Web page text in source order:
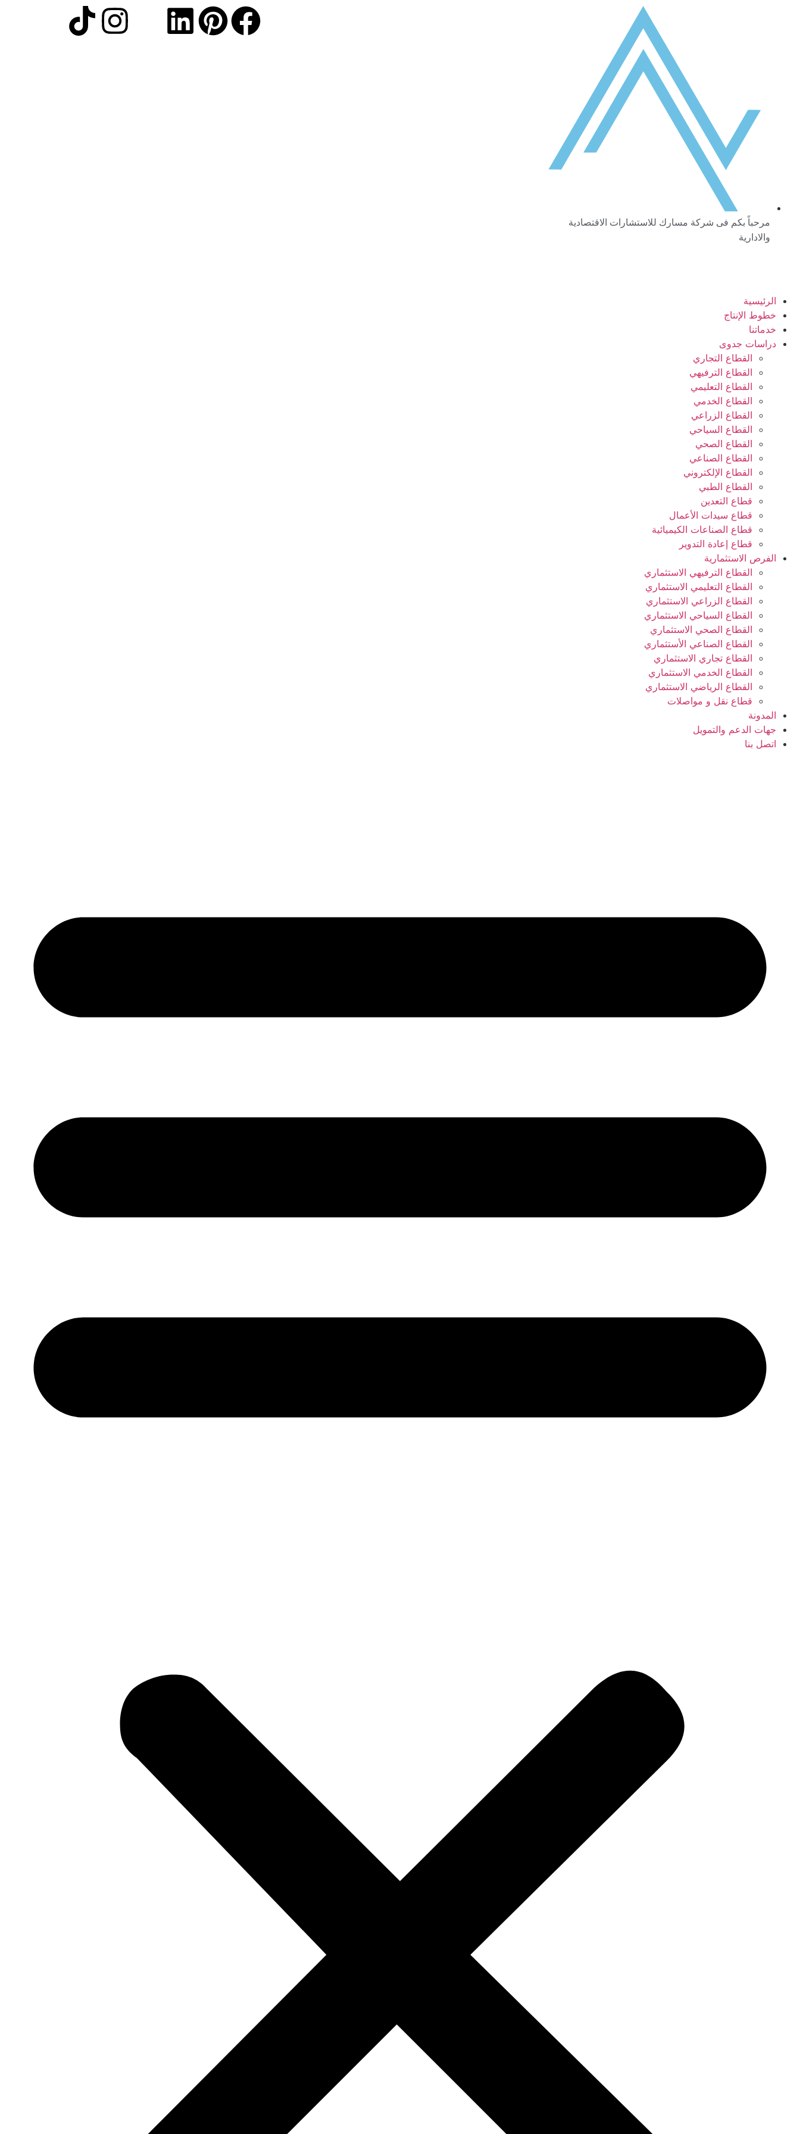
مرحباً بكم فى شركة مسارك للاستشارات الاقتصادية
والادارية
الرئيسية
خطوط الإنتاج
خدماتنا
دراسات جدوى
القطاع التجاري
القطاع الترفيهي
القطاع التعليمي
القطاع الخدمي
القطاع الزراعي
القطاع السياحي
القطاع الصحي
القطاع الصناعي
القطاع الإلكتروني
القطاع الطبي
قطاع التعدين
قطاع سيدات الأعمال
قطاع الصناعات الكيميائية
قطاع إعادة التدوير
الفرص الاستثمارية
القطاع الترفيهي الاستثماري
القطاع التعليمي الاستثماري
القطاع الزراعي الاستثماري
القطاع السياحي الاستثماري
القطاع الصحي الاستثماري
القطاع الصناعي الأستثماري
القطاع تجاري الاستثماري
القطاع الخدمي الاستثماري
القطاع الرياضي الاستثماري
قطاع نقل و مواصلات
المدونة
جهات الدعم والتمويل
اتصل بنا